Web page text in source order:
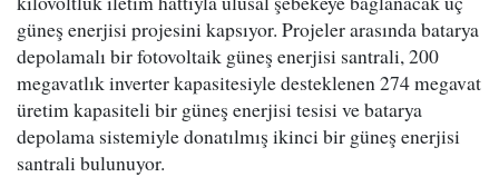
güneş enerjisi projesini kapsıyor. Projeler arasında batarya
depolamalı bir fotovoltaik güneş enerjisi santrali, 200
megavatlık inverter kapasitesiyle desteklenen 274 megavat
üretim kapasiteli bir güneş enerjisi tesisi ve batarya
depolama sistemiyle donatılmış ikinci bir güneş enerjisi
santrali bulunuyor.